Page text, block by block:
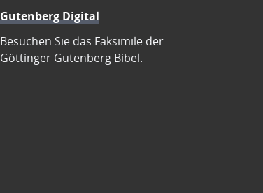
Gutenberg Digital
Besuchen Sie das Faksimile der
Göttinger Gutenberg Bibel.